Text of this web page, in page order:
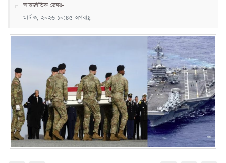
আন্তর্জাতিক ডেস্কঃ-
মার্চ ৩, ২০২৬ ১০:৪৫ অপরাহ্ণ